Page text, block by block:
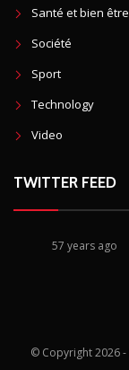
Santé et bien être
Société
Sport
Technology
Video
TWITTER FEED
57 years ago
© Copyright2026 -